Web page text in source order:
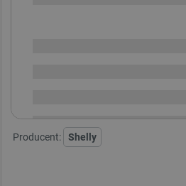
Producent: Shelly